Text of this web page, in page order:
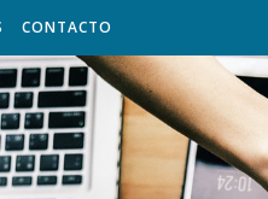
CONTACTO